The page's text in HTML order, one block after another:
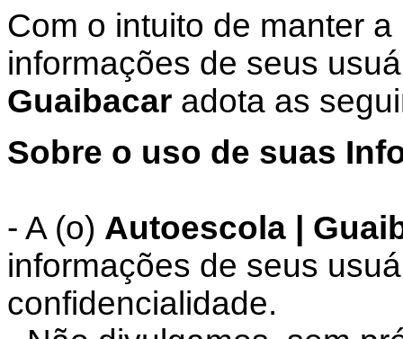
Com o intuito de manter
informações de seus
Guaibacar adota as
Sobre o uso de suas
- A (o) Autoescola |
informações de seus
confidencialidade.